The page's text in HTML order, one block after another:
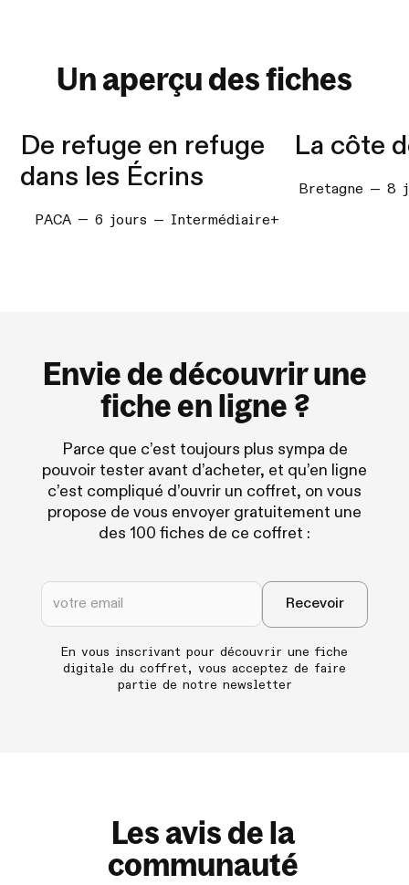
Un aperçu des fiches
De refuge en refuge
dans les Écrins
PACA — 6 jours — Intermédiaire+
La côte
Bretagne — 8
Envie de découvrir une
fiche en ligne ?
Parce que c’est toujours plus sympa de
pouvoir tester avant d’acheter, et qu’en ligne
c’est compliqué d’ouvrir un coffret, on vous
propose de vous envoyer gratuitement une
des 100 fiches de ce coffret :
En vous inscrivant pour découvrir une fiche
digitale du coffret, vous acceptez de faire
partie de notre newsletter
Les avis de la
communauté